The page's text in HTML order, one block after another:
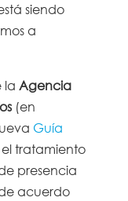
siendo
a
la Agencia
(en
Guía
tratamiento
presencia
acuerdo